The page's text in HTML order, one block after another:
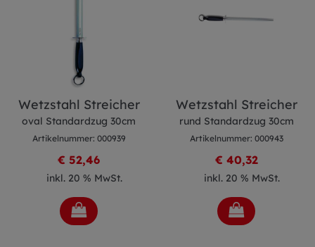
Wetzstahl Streicher
oval Standardzug 30cm
Artikelnummer: 000939
€ 52,46
inkl. 20 % MwSt.
Wetzstahl Streicher
rund Standardzug 30cm
Artikelnummer: 000943
€ 40,32
inkl. 20 % MwSt.